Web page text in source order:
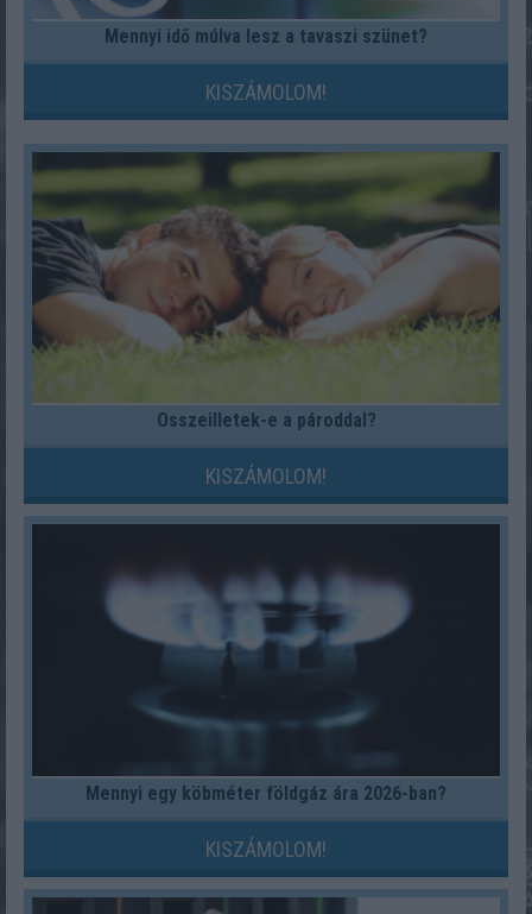
Mennyi idő múlva lesz a tavaszi szünet?
KISZÁMOLOM!
Összeilletek-e a pároddal?
KISZÁMOLOM!
Mennyi egy köbméter földgáz ára 2026-ban?
KISZÁMOLOM!